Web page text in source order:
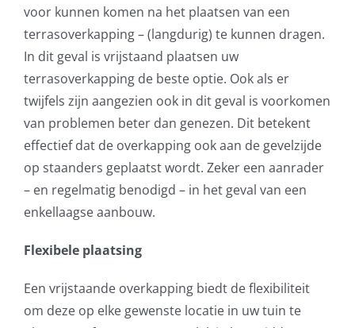
voor kunnen komen na het plaatsen van een
terrasoverkapping – (langdurig) te kunnen dragen.
In dit geval is vrijstaand plaatsen uw
terrasoverkapping de beste optie. Ook als er
twijfels zijn aangezien ook in dit geval is voorkomen
van problemen beter dan genezen. Dit betekent
effectief dat de overkapping ook aan de gevelzijde
op staanders geplaatst wordt. Zeker een aanrader
– en regelmatig benodigd – in het geval van een
enkellaagse aanbouw.
Flexibele plaatsing
Een vrijstaande overkapping biedt de flexibiliteit
om deze op elke gewenste locatie in uw tuin te